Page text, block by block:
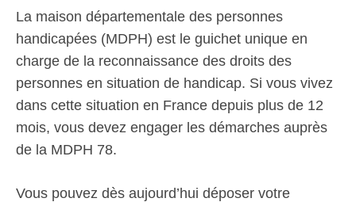
La maison départementale des personnes
handicapées (MDPH) est le guichet unique en
charge de la reconnaissance des droits des
personnes en situation de handicap. Si vous vivez
dans cette situation en France depuis plus de 12
mois, vous devez engager les démarches auprès
de la MDPH 78.
Vous pouvez dès aujourd’hui déposer votre